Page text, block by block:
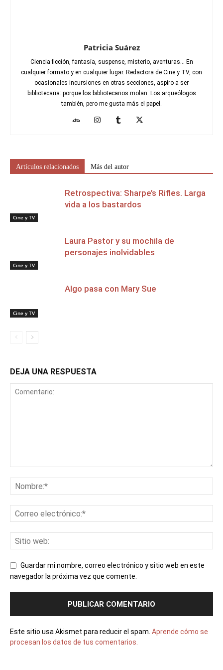
Patricia Suárez
Ciencia ficción, fantasía, suspense, misterio, aventuras... En
cualquier formato y en cualquier lugar. Redactora de Cine y TV, con
ocasionales incursiones en otras secciones, aspiro a ser
bibliotecaria: porque los bibliotecarios molan. Los arqueólogos
también, pero me gusta más el papel.
Artículos relacionados Más del autor
Cine y TV
Retrospectiva: Sharpe’s Rifles. Larga
vida a los bastardos
Cine y TV
Laura Pastor y su mochila de
personajes inolvidables
Cine y TV
Algo pasa con Mary Sue
DEJA UNA RESPUESTA
Guardar mi nombre, correo electrónico y sitio web en este
navegador la próxima vez que comente.
Este sitio usa Akismet para reducir el spam. Aprende cómo se
procesan los datos de tus comentarios.